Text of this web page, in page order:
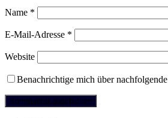
Name *
E-Mail-Adresse *
Website
Benachrichtige mich über